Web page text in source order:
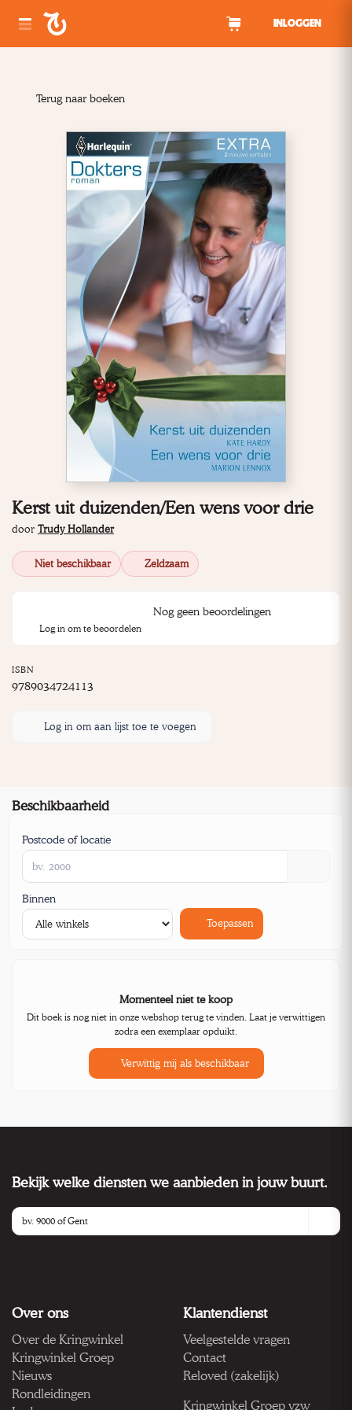
INLOGGEN
Terug naar boeken
Kerst uit duizenden/Een wens voor drie
door Trudy Hollander
Niet beschikbaar Zeldzaam
Nog geen beoordelingen
Log in om te beoordelen
ISBN
9789034724113
Log in om aan lijst toe te voegen
Beschikbaarheid
Postcode of locatie
Binnen
Toepassen
Momenteel niet te koop
Dit boek is nog niet in onze webshop terug te vinden. Laat je verwittigen
zodra een exemplaar opduikt.
Verwittig mij als beschikbaar
Bekijk welke diensten we aanbieden in jouw buurt.
Over ons
Over de Kringwinkel
Kringwinkel Groep
Nieuws
Rondleidingen
Klantendienst
Veelgestelde vragen
Contact
Reloved (zakelijk)
Kringwinkel Groep vzw